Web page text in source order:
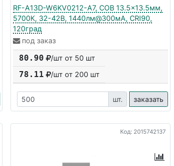
RF-A13D-W6KV0212-A7, COB 13.5x13.5мм,
5700К, 32-42В, 1440лм@300мА, CRI90,
120град
под заказ
80.90 /шт от 50 шт
78.11 /шт от 200 шт
шт. заказать
Код: 2015742137